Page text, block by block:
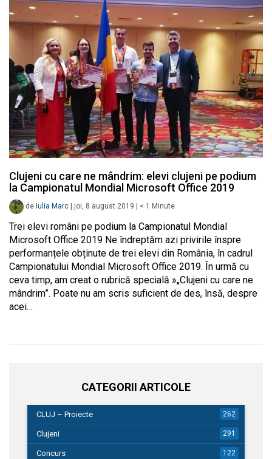
Clujeni cu care ne mândrim: elevi clujeni pe podium
la Campionatul Mondial Microsoft Office 2019
de Iulia Marc joi, 8 august 2019 < 1 Minute
Trei elevi români pe podium la Campionatul Mondial
Microsoft Office 2019 Ne îndreptăm azi privirile înspre
performanțele obținute de trei elevi din România, în cadrul
Campionatului Mondial Microsoft Office 2019. În urmă cu
ceva timp, am creat o rubrică specială »„Clujeni cu care ne
mândrim”. Poate nu am scris suficient de des, însă, despre
acei…
CATEGORII ARTICOLE
CLUJ – Proiecte 262
Clujeni 291
Concurs 122